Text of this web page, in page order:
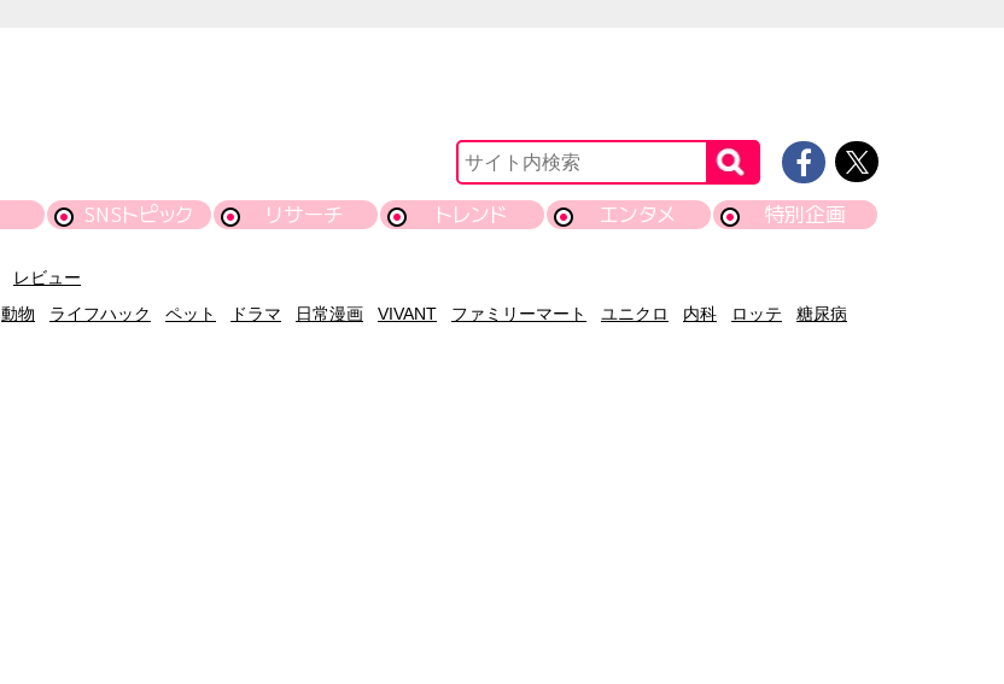
SNSトピック リサーチ トレンド エンタメ 特別企画
レビュー
動物 ライフハック ペット ドラマ 日常漫画 VIVANT ファミリーマート ユニクロ 内科 ロッテ
糖尿病